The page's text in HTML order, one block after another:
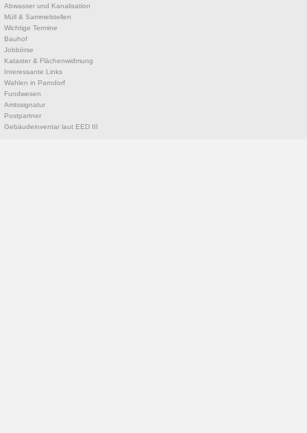
Abwasser und Kanalisation
Müll & Sammelstellen
Wichtige Termine
Bauhof
Jobbörse
Kataster & Flächenwidmung
Interessante Links
Wahlen in Parndorf
Fundwesen
Amtssignatur
Postpartner
Gebäudeinventar laut EED III